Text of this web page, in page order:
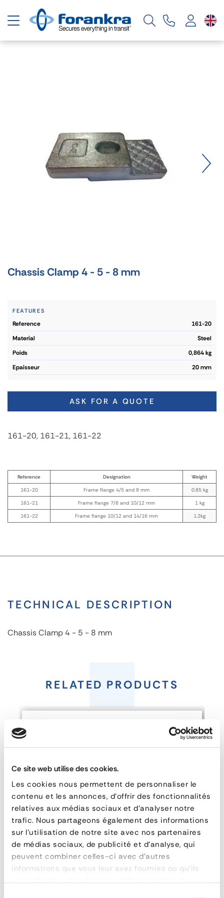
Ce site web utilise des cookies.
Les cookies nous permettent de personnaliser le
contenu et les annonces, d'offrir des fonctionnalités
relatives aux médias sociaux et d'analyser notre
trafic. Nous partageons également des informations
sur l'utilisation de notre site avec nos partenaires
de médias sociaux, de publicité et d'analyse, qui
peuvent combiner celles-ci avec d'autres
informations que vous leur avez fournies ou qu'ils
Toggle navigation
Chassis Clamp 4 - 5 - 8 mm
FEATURES
reference
161-20
material
Steel
poids
0,864 kg
epaisseur
20 mm
ASK FOR A QUOTE
161-20, 161-21, 161-22
Reference Designation
Weight
161-20
Frame flange 4/5 and 8 mm
0.85 kg
161-21
Frame flange 7/8 and 10/12 mm
1 kg
161-22
Frame flange 10/12 and 14/16 mm 1.2kg
TECHNICAL DESCRIPTION
Chassis Clamp 4 - 5 - 8 mm
5
8
mm
FEATURES
material
Steel
RELATED PRODUCTS